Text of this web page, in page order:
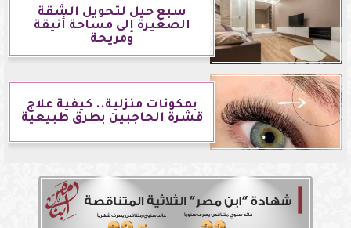
سبع حيل لتحويل الشقة
الصغيرة إلى مساحة أنيقة
ومريحة
بمكونات منزلية.. كيفية علاج
قشرة الحاجبين بطرق طبيعية